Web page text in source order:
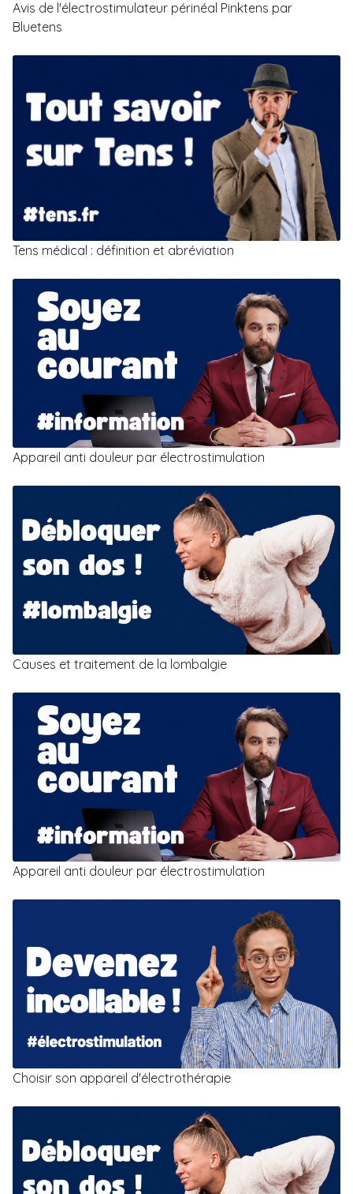
Avis de l'électrostimulateur périnéal Pinktens par
Bluetens
Tens médical : définition et abréviation
Appareil anti douleur par électrostimulation
Causes et traitement de la lombalgie
Appareil anti douleur par électrostimulation
Choisir son appareil d'électrothérapie